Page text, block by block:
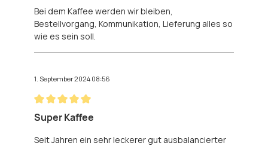
Bei dem Kaffee werden wir bleiben,
Bestellvorgang, Kommunikation, Lieferung alles so
wie es sein soll.
1. September 2024 08:56
Bewertung mit 5 von 5 Sternen
Super Kaffee
Seit Jahren ein sehr leckerer gut ausbalancierter